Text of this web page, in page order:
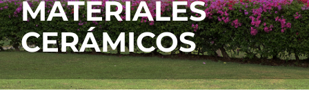
MATERIALES
CERÁMICOS